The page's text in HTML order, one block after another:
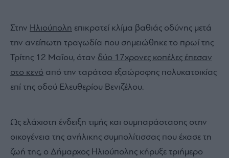
Στην Ηλιούπολη επικρατεί κλίμα βαθιάς οδύνης μετά
την ανείπωτη τραγωδία που σημειώθηκε το πρωί της
Τρίτης 12 Μαΐου, όταν δύο 17χρονες κοπέλες έπεσαν
στο κενό από την ταράτσα εξαώροφης πολυκατοικίας
επί της οδού Ελευθερίου Βενιζέλου.
Ως ελάχιστη ένδειξη τιμής και συμπαράστασης στην
οικογένεια της ανήλικης συμπολίτισσας που έχασε τη
ζωή της, ο Δήμαρχος Ηλιούπολης κήρυξε τριήμερο